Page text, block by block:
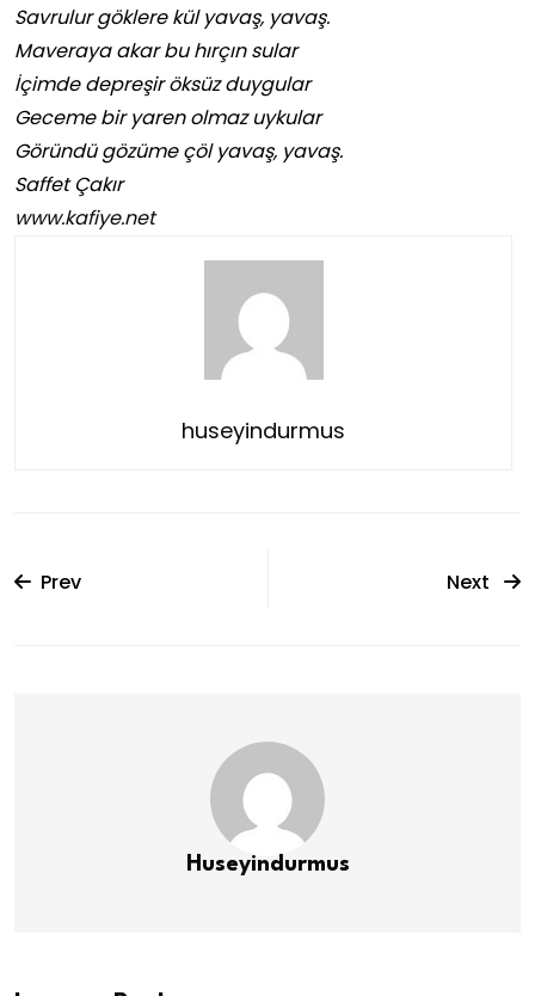
Savrulur göklere kül yavaş, yavaş.
Maveraya akar bu hırçın sular
İçimde depreşir öksüz duygular
Geceme bir yaren olmaz uykular
Göründü gözüme çöl yavaş, yavaş.
Saffet Çakır
www.kafiye.net
huseyindurmus
Prev Next
Huseyindurmus